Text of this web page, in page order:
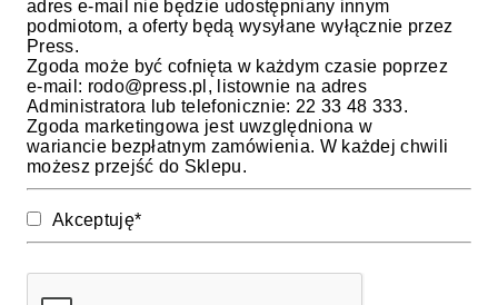
adres e-mail nie będzie udostępniany innym
podmiotom, a oferty będą wysyłane wyłącznie przez
Press.
Zgoda może być cofnięta w każdym czasie poprzez
e-mail: rodo@press.pl , listownie na adres
Administratora lub telefonicznie: 22 33 48 333.
Zgoda marketingowa jest uwzględniona w
wariancie bezpłatnym zamówienia. W każdej chwili
możesz przejść do Sklepu.
Akceptuję*